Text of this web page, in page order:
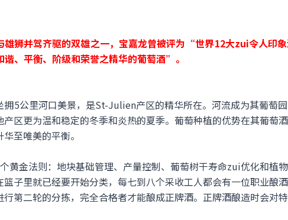
雄狮并驾齐驱的双雄之一，宝嘉龙曾被评为“世界12大zui令人印
、平衡、阶级和荣誉之精华的葡萄酒”。
拥5公里河口美景，是St-Julien产区的精华所在。河流成为其葡萄
区更为温和稳定的冬季和炎热的夏季。葡萄种植的优势在其葡萄
至唯美的平衡。
黄金法则：地块基础管理、产量控制、葡萄树干寿命zui优化和植
子里就已经要开始分类，每七到八个采收工人都会有一位职业酿
第二轮的分拣，完全合格者才能酿成正牌酒。正牌酒酿造时会对